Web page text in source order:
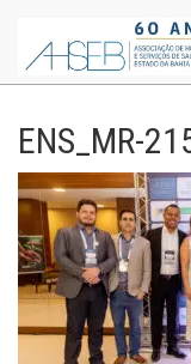
ENS_MR-